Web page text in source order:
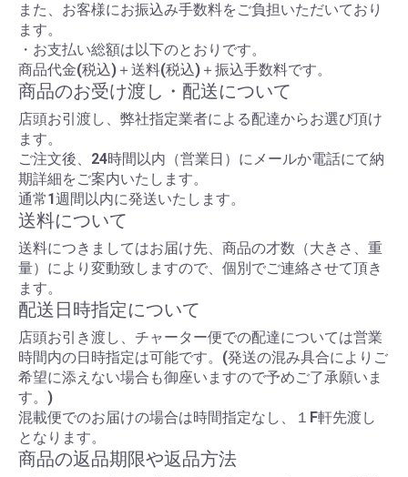
また、お客様にお振込み手数料をご負担いただいており
ます。
・お支払い総額は以下のとおりです。
商品代金(税込)＋送料(税込)＋振込手数料です。
商品のお受け渡し・配送について
店頭お引渡し、弊社指定業者による配達からお選び頂け
ます。
ご注文後、24時間以内（営業日）にメールか電話にて納
期詳細をご案内いたします。
通常1週間以内に発送いたします。
送料について
送料につきましてはお届け先、商品の才数（大きさ、重
量）により変動致しますので、個別でご連絡させて頂き
ます。
配送日時指定について
店頭お引き渡し、チャーター便での配達については営業
時間内の日時指定は可能です。(発送の混み具合によりご
希望に添えない場合も御座いますので予めご了承願いま
す。)
混載便でのお届けの場合は時間指定なし、１F軒先渡し
となります。
商品の返品期限や返品方法